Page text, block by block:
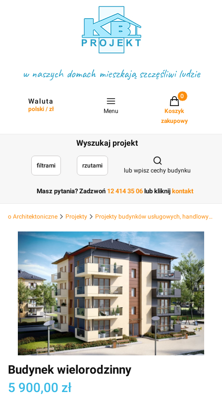
w naszych domach mieszkają szczęśliwi ludzie
Waluta
polski / zł Menu
Projekty w
Koszyk
zakupowy
Wyszukaj projekt
filtrami rzutami
Otwórz
lub wpisz cechy budynku
Masz pytania? Zadzwoń 12 414 35 06 lub kliknij kontakt
Architektoniczne Projekty Projekty budynków usługowych, handlowych hotelowych, deweloperskich i hal
Budynek wielorodzinny
5 900,00 zł